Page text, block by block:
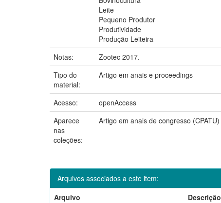
Leite
Pequeno Produtor
Produtividade
Produção Leiteira
Notas:
Zootec 2017.
Tipo do
material:
Artigo em anais e proceedings
Acesso:
openAccess
Aparece
nas
coleções:
Artigo em anais de congresso (CPATU)
Arquivos associados a este item:
Arquivo
Descrição